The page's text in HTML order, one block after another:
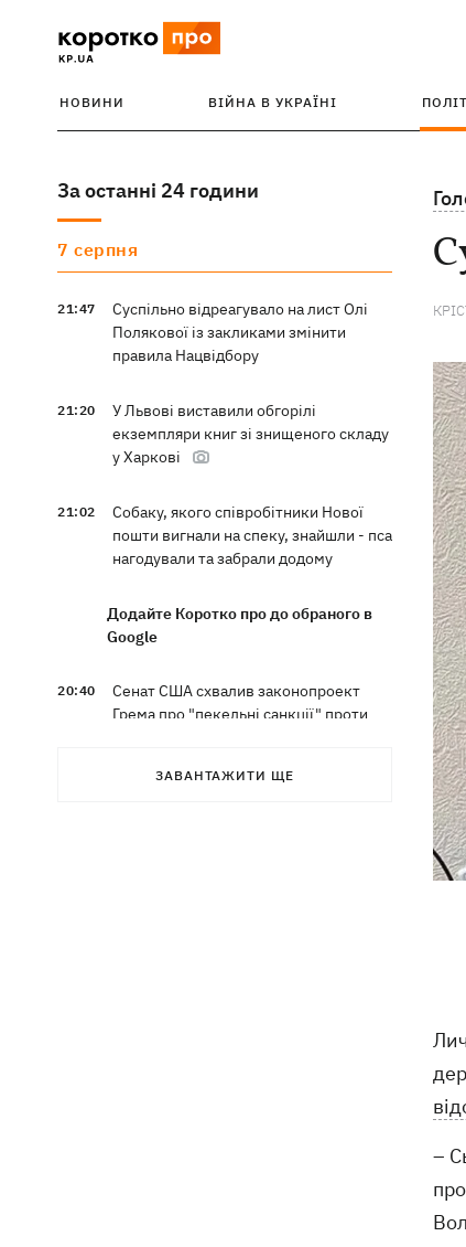
НОВИНИ ВІЙНА В УКРАЇНІ
За останні 24 години
7 серпня
21:47
Суспільно відреагувало на лист Олі
Полякової із закликами змінити
правила Нацвідбору
21:20
У Львові виставили обгорілі
екземпляри книг зі знищеного складу
у Харкові
21:02
Собаку, якого співробітники Нової
пошти вигнали на спеку, знайшли - пса
нагодували та забрали додому
Додайте Коротко про до обраного в
Google
20:40
Сенат США схвалив законопроект
Грема про "пекельні санкції" проти
ЗАВАНТАЖИТИ ЩЕ
–